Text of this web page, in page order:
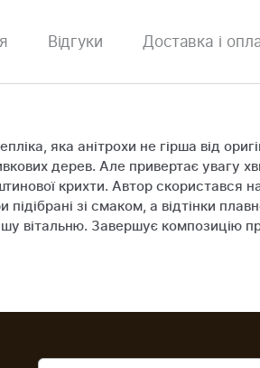
Відгуки Доставка і
яка анітрохи не гірша від
дерев. Але привертає увагу
крихти. Автор
зі смаком, а відтінки
вітальню. Завершує композицію